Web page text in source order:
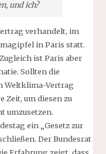
und ich?
verhandelt, im
in Paris statt.
ist Paris aber
Sollten die
Weltklima-Vertrag
Zeit, um diesen zu
umzusetzen.
ein „Gesetz zur
Der Bundesrat
Erfahrung zeigt, dass